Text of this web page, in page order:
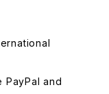
PayPal and